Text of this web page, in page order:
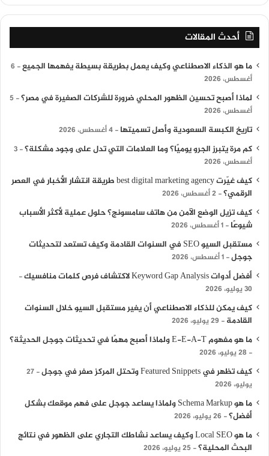
أحدث المقالات
ما هو الذكاء الاصطناعي وكيف يعمل بطريقة بسيطة يفهمها الجميع
6
أغسطس، 2026
لماذا أصبح تحسين الظهور المحلي ضرورة للشركات الصغيرة في مصر؟
5
أغسطس، 2026
تاريخ الكبسة السعودية وأصل تسميتها 4 أغسطس، 2026
كم مرة يتبرز الجرو يوميًا؟ وما العلامات التي تدل على وجود مشكلة؟ 3
أغسطس، 2026
كيف غيّرت best digital marketing agency طريقة انتشار الأخبار في العصر
الرقمي؟ 2 أغسطس، 2026
كيف تزيل الوضع الآمن من هاتف سامسونج؟ حلول عملية لأكثر الأسباب
شيوعًا
1 أغسطس، 2026
مستقبل السيو SEO في السنوات القادمة وكيف تستعد لتحديثات
جوجل 1 أغسطس، 2026
أفضل أدوات Keyword Gap Analysis لاكتشاف فرص كلمات منافسيك
30 يوليو، 2026
كيف يمكن للذكاء الاصطناعي أن يغير مستقبل السيو خلال السنوات
القادمة
29 يوليو، 2026
ما هو مفهوم E-E-A-T ولماذا أصبح مهمًا في تحديثات جوجل الحديثة؟
28 يوليو، 2026
كيف تظهر في Featured Snippets وتحتل المركز صفر في جوجل
27
يوليو، 2026
ما هو Schema Markup ولماذا يساعد جوجل على فهم موقعك بشكل
أفضل؟
26 يوليو، 2026
ما هو Local SEO وكيف يساعد نشاطك التجاري على الظهور في نتائج
البحث المحلية؟
25 يوليو، 2026